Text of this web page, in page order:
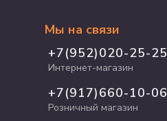
Программа лояльности
График работы
Полезные статьи
Акции
Для кошек
Для собак
Для грызунов
Для рыб и рептилий
Мы на связи
+7(952)020-25-25
Интернет-магазин
+7(917)660-10-06
Розничный магазин